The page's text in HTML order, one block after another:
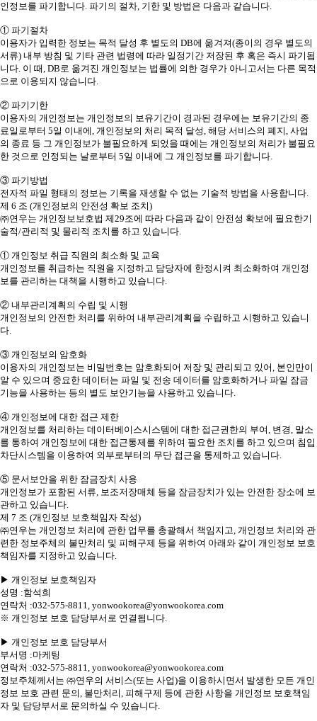
인정보를 파기합니다. 파기의 절차, 기한 및 방법은 다음과 같습니다.
① 파기절차
이용자가 입력한 정보는 목적 달성 후 별도의 DB에 옮겨져(종이의 경우 별도의
서류) 내부 방침 및 기타 관련 법령에 따라 일정기간 저장된 후 혹은 즉시 파기됩
니다. 이 때, DB로 옮겨진 개인정보는 법률에 의한 경우가 아니고서는 다른 목적
으로 이용되지 않습니다.
② 파기기한
이용자의 개인정보는 개인정보의 보유기간이 경과된 경우에는 보유기간의 종
료일로부터 5일 이내에, 개인정보의 처리 목적 달성, 해당 서비스의 폐지, 사업
의 종료 등 그 개인정보가 불필요하게 되었을 때에는 개인정보의 처리가 불필요
한 것으로 인정되는 날로부터 5일 이내에 그 개인정보를 파기합니다.
③ 파기방법
전자적 파일 형태의 정보는 기록을 재생할 수 없는 기술적 방법을 사용합니다.
제 6 조 (개인정보의 안전성 확보 조치)
㈜연우는 개인정보보호법 제29조에 따라 다음과 같이 안전성 확보에 필요한기
술적/관리적 및 물리적 조치를 하고 있습니다.
① 개인정보 취급 직원의 최소화 및 교육
개인정보를 취급하는 직원을 지정하고 담당자에 한정시켜 최소화하여 개인정
보를 관리하는 대책을 시행하고 있습니다.
② 내부관리계획의 수립 및 시행
개인정보의 안전한 처리를 위하여 내부관리계획을 수립하고 시행하고 있습니
다.
③ 개인정보의 암호화
이용자의 개인정보는 비밀번호는 암호화되어 저장 및 관리되고 있어, 본인만이
알 수 있으며 중요한 데이터는 파일 및 전송 데이터를 암호화하거나 파일 잠금
기능을 사용하는 등의 별도 보안기능을 사용하고 있습니다.
④ 개인정보에 대한 접근 제한
개인정보를 처리하는 데이터베이스시스템에 대한 접근권한의 부여, 변경, 말소
를 통하여 개인정보에 대한 접근통제를 위하여 필요한 조치를 하고 있으며 침입
차단시스템을 이용하여 외부로부터의 무단 접근을 통제하고 있습니다.
⑤ 문서보안을 위한 잠금장치 사용
개인정보가 포함된 서류, 보조저장매체 등을 잠금장치가 있는 안전한 장소에 보
관하고 있습니다.
제 7 조 (개인정보 보호책임자 작성)
㈜연우는 개인정보 처리에 관한 업무를 총괄해서 책임지고, 개인정보 처리와 관
련한 정보주체의 불만처리 및 피해구제 등을 위하여 아래와 같이 개인정보 보호
책임자를 지정하고 있습니다.
▶ 개인정보 보호책임자
성명 :함석희
연락처 :032-575-8811, yonwookorea@yonwookorea.com
※ 개인정보 보호 담당부서로 연결됩니다.
▶ 개인정보 보호 담당부서
부서명 :마케팅
연락처 :032-575-8811, yonwookorea@yonwookorea.com
정보주체께서는 ㈜연우의 서비스(또는 사업)을 이용하시면서 발생한 모든 개인
정보 보호 관련 문의, 불만처리, 피해구제 등에 관한 사항을 개인정보 보호책임
자 및 담당부서로 문의하실 수 있습니다.